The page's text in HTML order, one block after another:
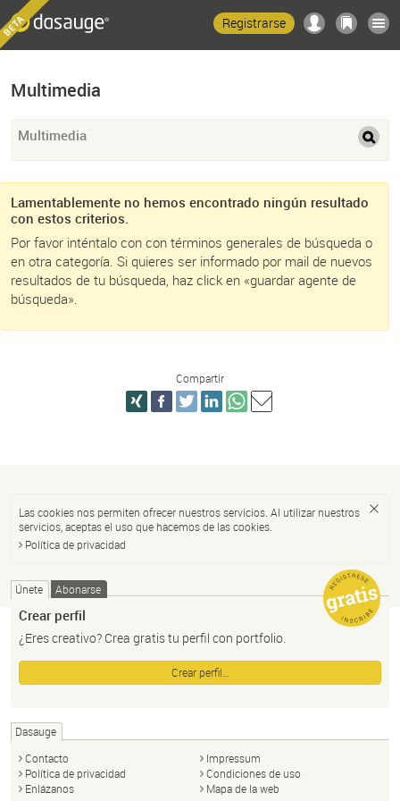
Registrarse
Multimedia
Multimedia
Lamentablemente no hemos encontrado ningún resultado
con estos criterios.
Por favor inténtalo con con términos generales de búsqueda o
en otra categoría. Si quieres ser informado por mail de nuevos
resultados de tu búsqueda, haz click en «guardar agente de
búsqueda».
Compartir
Las cookies nos permiten ofrecer nuestros servicios. Al utilizar nuestros
servicios, aceptas el uso que hacemos de las cookies.
Política de privacidad
Únete Abonarse
Crear perfil
¿Eres creativo? Crea gratis tu perfil con portfolio.
Crear perfil…
Dasauge
Contacto
Impressum
Política de privacidad
Condiciones de uso
Enlázanos
Mapa de la web